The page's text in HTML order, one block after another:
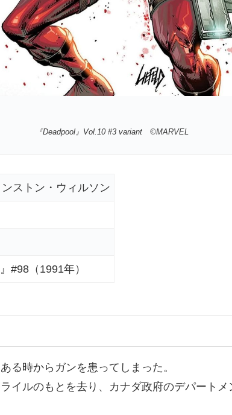
『Deadpool』 Vol.10 #3 variant©MARVEL
ストン・ウィルソン
#98（1991年）
る時からガンを患ってしまった。
イルのもとを去り、カナダ政府のデパートメ